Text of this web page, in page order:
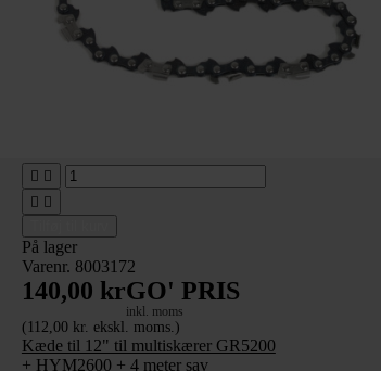
 
 
På lager
Varenr. 8003172
140,00 krGO' PRIS
inkl. moms
(112,00 kr. ekskl. moms.)
Kæde til 12" til multiskærer GR5200
+ HYM2600 + 4 meter sav